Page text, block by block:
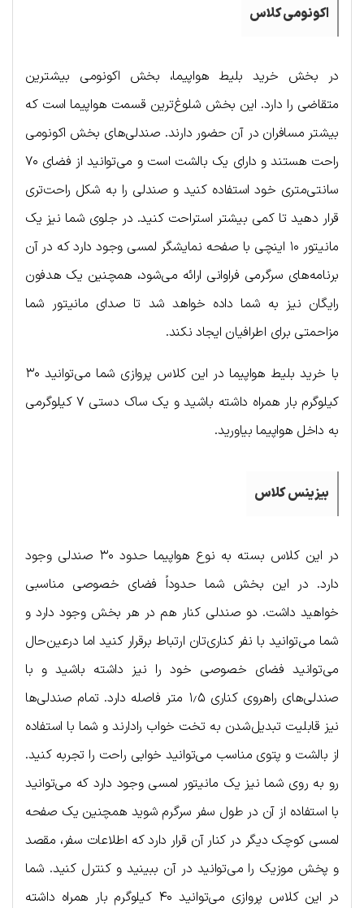
اکونومی کلاس
در بخش خرید بلیط هواپیما، بخش اکونومی بیشترین
متقاضی را دارد. این بخش شلوغ‌ترین قسمت هواپیما است که
بیشتر مسافران در آن حضور دارند. صندلی‌های بخش اکونومی
راحت هستند و دارای یک بالشت است و می‌توانید از فضای ۷۰
سانتی‌متری خود استفاده کنید و صندلی را به شکل راحت‌تری
قرار دهید تا کمی بیشتر استراحت کنید. در جلوی شما نیز یک
مانیتور ۱۰ اینچی با صفحه نمایشگر لمسی وجود دارد که در آن
برنامه‌های سرگرمی فراوانی ارائه می‌شود، همچنین یک هدفون
رایگان نیز به شما داده خواهد شد تا صدای مانیتور شما
مزاحمتی برای اطرافیان ایجاد نکند.
با خرید بلیط هواپیما در این کلاس پروازی شما می‌توانید ۳۰
کیلوگرم بار همراه داشته باشید و یک ساک دستی ۷ کیلوگرمی
به داخل هواپیما بیاورید.
بیزینس کلاس
در این کلاس بسته به نوع هواپیما حدود ۳۰ صندلی وجود
دارد. در این بخش شما حدوداً فضای خصوصی مناسبی
خواهید داشت. دو صندلی کنار هم در هر بخش وجود دارد و
شما می‌توانید با نفر کناری‌تان ارتباط برقرار کنید اما درعین‌حال
می‌توانید فضای خصوصی خود را نیز داشته باشید و با
صندلی‌های راهروی کناری ۱٫۵ متر فاصله دارد. تمام صندلی‌ها
نیز قابلیت تبدیل‌شدن به تخت خواب رادارند و شما با استفاده
از بالشت و پتوی مناسب می‌توانید خوابی راحت را تجربه کنید.
رو به روی شما نیز یک مانیتور لمسی وجود دارد که می‌توانید
با استفاده از آن در طول سفر سرگرم شوید همچنین یک صفحه
لمسی کوچک دیگر در کنار آن قرار دارد که اطلاعات سفر، مقصد
و پخش موزیک را می‌توانید در آن ببینید و کنترل کنید. شما
در این کلاس پروازی می‌توانید ۴۰ کیلوگرم بار همراه داشته